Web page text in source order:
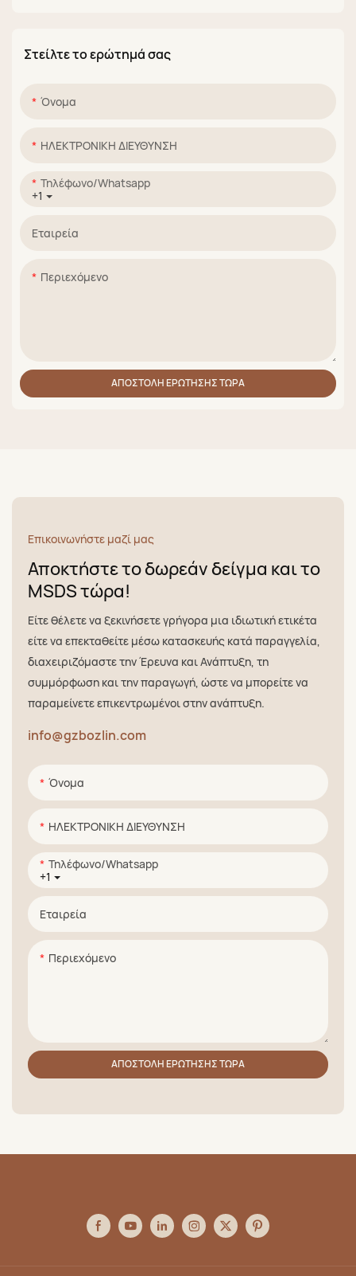
Στείλτε το ερώτημά σας
Όνομα
ΗΛΕΚΤΡΟΝΙΚΗ ΔΙΕΥΘΥΝΣΗ
+1
Τηλέφωνο/whatsapp
Εταιρεία
Περιεχόμενο
ΑΠΟΣΤΟΛΉ ΕΡΏΤΗΣΗΣ ΤΏΡΑ
Επικοινωνήστε μαζί μας
Αποκτήστε το δωρεάν δείγμα και το
MSDS τώρα!
Είτε θέλετε να ξεκινήσετε γρήγορα μια ιδιωτική ετικέτα
είτε να επεκταθείτε μέσω κατασκευής κατά παραγγελία,
διαχειριζόμαστε την Έρευνα και Ανάπτυξη, τη
συμμόρφωση και την παραγωγή, ώστε να μπορείτε να
παραμείνετε επικεντρωμένοι στην ανάπτυξη.
info@gzbozlin.com
Όνομα
ΗΛΕΚΤΡΟΝΙΚΗ ΔΙΕΥΘΥΝΣΗ
+1
Τηλέφωνο/whatsapp
Εταιρεία
Περιεχόμενο
ΑΠΟΣΤΟΛΉ ΕΡΏΤΗΣΗΣ ΤΏΡΑ